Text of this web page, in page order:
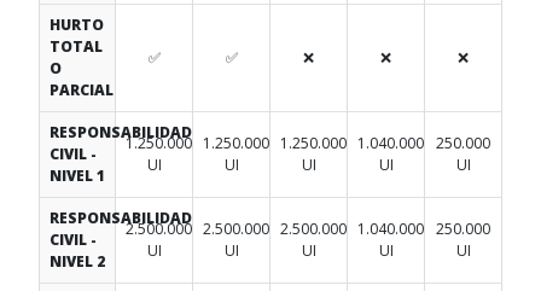
HURTO
TOTAL
O
PARCIAL
✅ ✅ ❌ ❌ ❌
RESPONSABILIDAD
CIVIL -
NIVEL 1
1.250.000
UI
1.250.000
UI
1.250.000
UI
1.040.000
UI
250.000
UI
RESPONSABILIDAD
CIVIL -
NIVEL 2
2.500.000
UI
2.500.000
UI
2.500.000
UI
1.040.000
UI
250.000
UI